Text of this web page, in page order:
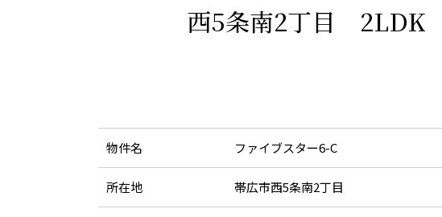
西5条南2丁目 2LDK
物件名 ファイブスター6-C
所在地 帯広市西5条南2丁目